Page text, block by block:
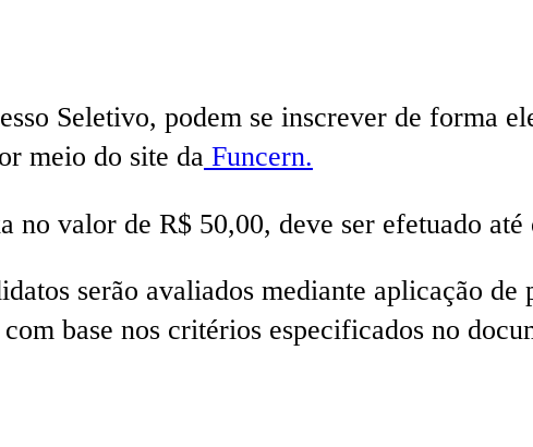
Seletivo, podem se inscrever de forma
meio do site da Funcern.
no valor de R$ 50,00, deve ser efetuado
serão avaliados mediante aplicação
base nos critérios especificados no